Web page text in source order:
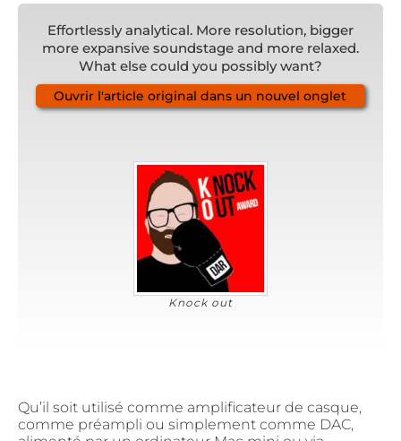
Effortlessly analytical. More resolution, bigger
more expansive soundstage and more relaxed.
What else could you possibly want?
Ouvrir l'article original dans un nouvel onglet
Knock out
Qu’il soit utilisé comme amplificateur de casque,
comme préampli ou simplement comme DAC,